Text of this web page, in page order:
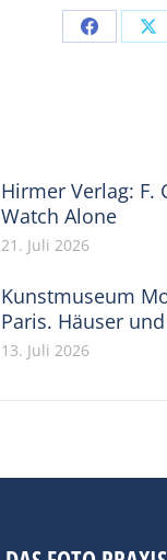
Share
Hirmer Verlag: F.
Watch Alone
21. Juli 2026
Kunstmuseum
Paris. Häuser
13. Juli 2026